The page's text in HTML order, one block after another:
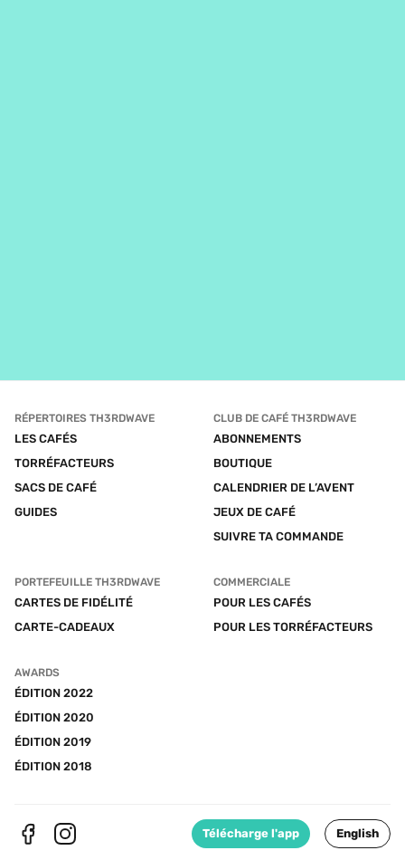
RÉPERTOIRES TH3RDWAVE
LES CAFÉS
TORRÉFACTEURS
SACS DE CAFÉ
GUIDES
CLUB DE CAFÉ TH3RDWAVE
ABONNEMENTS
BOUTIQUE
CALENDRIER DE L’AVENT
JEUX DE CAFÉ
SUIVRE TA COMMANDE
PORTEFEUILLE TH3RDWAVE
CARTES DE FIDÉLITÉ
CARTE-CADEAUX
COMMERCIALE
POUR LES CAFÉS
POUR LES TORRÉFACTEURS
AWARDS
ÉDITION 2022
ÉDITION 2020
ÉDITION 2019
ÉDITION 2018
Télécharge l'app English